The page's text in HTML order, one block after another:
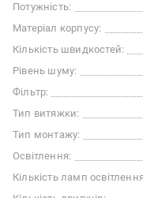
Потужність:
Матеріал корпусу:
Кількість швидкостей:
Рівень шуму:
Фільтр:
Тип витяжки:
Тип монтажу:
Освітлення:
Кількість ламп